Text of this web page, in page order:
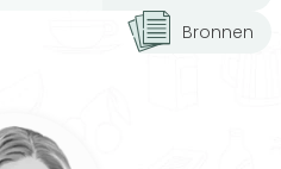
Bronnen